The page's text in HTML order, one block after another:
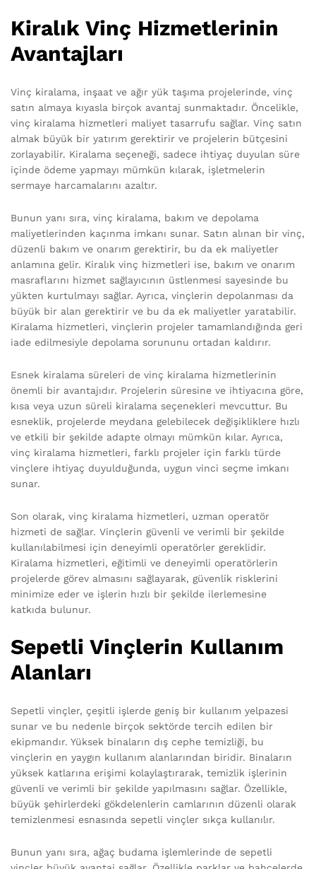
Kiralık Vinç Hizmetlerinin
Avantajları
Vinç kiralama, inşaat ve ağır yük taşıma projelerinde, vinç
satın almaya kıyasla birçok avantaj sunmaktadır. Öncelikle,
vinç kiralama hizmetleri maliyet tasarrufu sağlar. Vinç satın
almak büyük bir yatırım gerektirir ve projelerin bütçesini
zorlayabilir. Kiralama seçeneği, sadece ihtiyaç duyulan süre
içinde ödeme yapmayı mümkün kılarak, işletmelerin
sermaye harcamalarını azaltır.
Bunun yanı sıra, vinç kiralama, bakım ve depolama
maliyetlerinden kaçınma imkanı sunar. Satın alınan bir vinç,
düzenli bakım ve onarım gerektirir, bu da ek maliyetler
anlamına gelir. Kiralık vinç hizmetleri ise, bakım ve onarım
masraflarını hizmet sağlayıcının üstlenmesi sayesinde bu
yükten kurtulmayı sağlar. Ayrıca, vinçlerin depolanması da
büyük bir alan gerektirir ve bu da ek maliyetler yaratabilir.
Kiralama hizmetleri, vinçlerin projeler tamamlandığında geri
iade edilmesiyle depolama sorununu ortadan kaldırır.
Esnek kiralama süreleri de vinç kiralama hizmetlerinin
önemli bir avantajıdır. Projelerin süresine ve ihtiyacına göre,
kısa veya uzun süreli kiralama seçenekleri mevcuttur. Bu
esneklik, projelerde meydana gelebilecek değişikliklere hızlı
ve etkili bir şekilde adapte olmayı mümkün kılar. Ayrıca,
vinç kiralama hizmetleri, farklı projeler için farklı türde
vinçlere ihtiyaç duyulduğunda, uygun vinci seçme imkanı
sunar.
Son olarak, vinç kiralama hizmetleri, uzman operatör
hizmeti de sağlar. Vinçlerin güvenli ve verimli bir şekilde
kullanılabilmesi için deneyimli operatörler gereklidir.
Kiralama hizmetleri, eğitimli ve deneyimli operatörlerin
projelerde görev almasını sağlayarak, güvenlik risklerini
minimize eder ve işlerin hızlı bir şekilde ilerlemesine
katkıda bulunur.
Sepetli Vinçlerin Kullanım
Alanları
Sepetli vinçler, çeşitli işlerde geniş bir kullanım yelpazesi
sunar ve bu nedenle birçok sektörde tercih edilen bir
ekipmandır. Yüksek binaların dış cephe temizliği, bu
vinçlerin en yaygın kullanım alanlarından biridir. Binaların
yüksek katlarına erişimi kolaylaştırarak, temizlik işlerinin
güvenli ve verimli bir şekilde yapılmasını sağlar. Özellikle,
büyük şehirlerdeki gökdelenlerin camlarının düzenli olarak
temizlenmesi esnasında sepetli vinçler sıkça kullanılır.
Bunun yanı sıra, ağaç budama işlemlerinde de sepetli